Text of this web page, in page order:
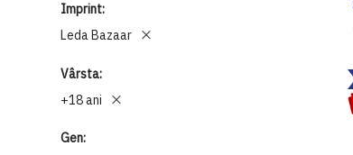
Imprint
Leda Bazaar
Vârsta
+18 ani
Gen